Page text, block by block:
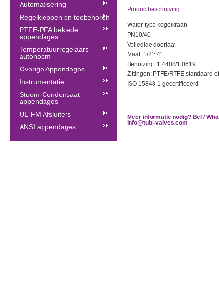
Productbeschrijving
Wafer-type kogelkraan
PN10/40
Volledige doorlaat
Maat: 1/2"~4"
Behuizing: 1.4408/1.0619
Zittingen: PTFE/RTFE standaard
ISO 15848-1 gecertificeerd
Meer informatie nodig? Bel /
info@tubi-valves.com
Automatisering
Regelkleppen en toebehoren
PTFE-PFA beklede
appendages
Temperatuurregelaars
autonoom
Overige Appendages
Instrumentatie
Stoom-Condensaat
appendages
UL-FM Afsluiters
ANSI appendages